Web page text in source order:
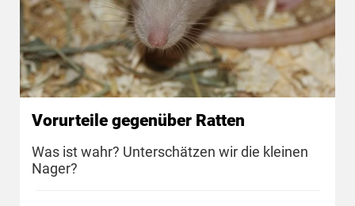
Vorurteile gegenüber Ratten
Was ist wahr? Unterschätzen wir die kleinen
Nager?